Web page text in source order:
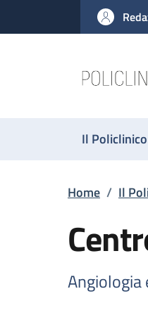
al contenuto principale
to footer content
Il Policlinico
Home / Il
Angiologia